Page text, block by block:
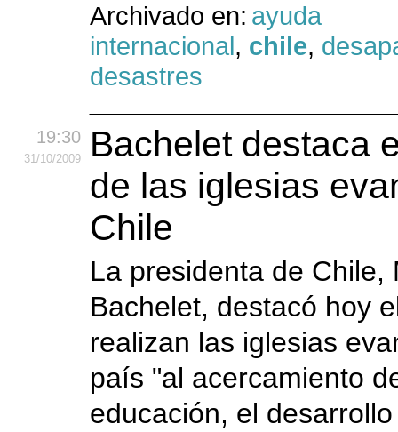
Archivado en: ayuda
internacional, chile,
desastres
19:30
31/10/2009
Bachelet destaca
de las iglesias
Chile
La presidenta de Chile,
Bachelet, destacó hoy
realizan las iglesias
país "al acercamiento
educación, el